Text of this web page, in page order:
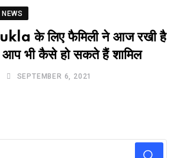
के लिए फैमिली ने आज रखी है
आप भी कैसे हो सकते हैं शामिल
SEPTEMBER 6, 2021